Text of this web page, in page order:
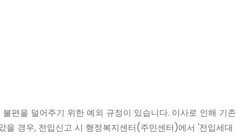
편을 덜어주기 위한 예외 규정이 있습니다. 이사로 인해 기존
을 경우, 전입신고 시 행정복지센터(주민센터)에서 '전입세대